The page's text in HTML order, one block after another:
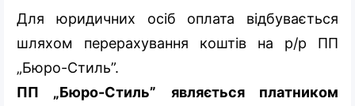
Для юридичних осіб оплата відбувається
шляхом перерахування коштів на р/р ПП
„Бюро-Стиль”.
ПП „Бюро-Стиль” являється платником